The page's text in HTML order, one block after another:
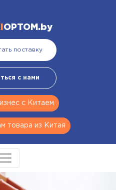
OPTOM.by
поставку
с нами
с Китаем
товара из Китая